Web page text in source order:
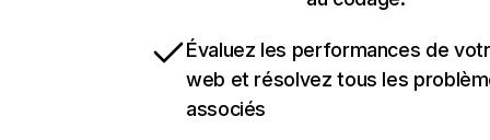
Évaluez les performances de
web et résolvez tous les
associés